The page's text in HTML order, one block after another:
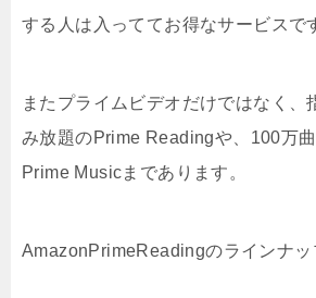
する人は入っててお得なサービスで
またプライムビデオだけではなく、
み放題のPrime Readingや、100万
Prime Musicまであります。
AmazonPrimeReadingのラインナッ